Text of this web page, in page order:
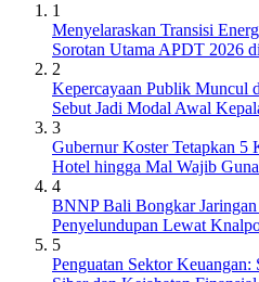
1
Menyelaraskan Transisi
Sorotan Utama APDT 2026
2
Kepercayaan Publik Muncul
Sebut Jadi Modal Awal
3
Gubernur Koster Tetapkan 5
Hotel hingga Mal Wajib
4
BNNP Bali Bongkar
Penyelundupan Lewat
5
Penguatan Sektor Keuangan: